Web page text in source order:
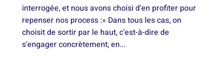
interrogée, et nous avons choisi d’en profiter pour
repenser nos process :« Dans tous les cas, on
choisit de sortir par le haut, c’est-à-dire de
s’engager concrètement, en...